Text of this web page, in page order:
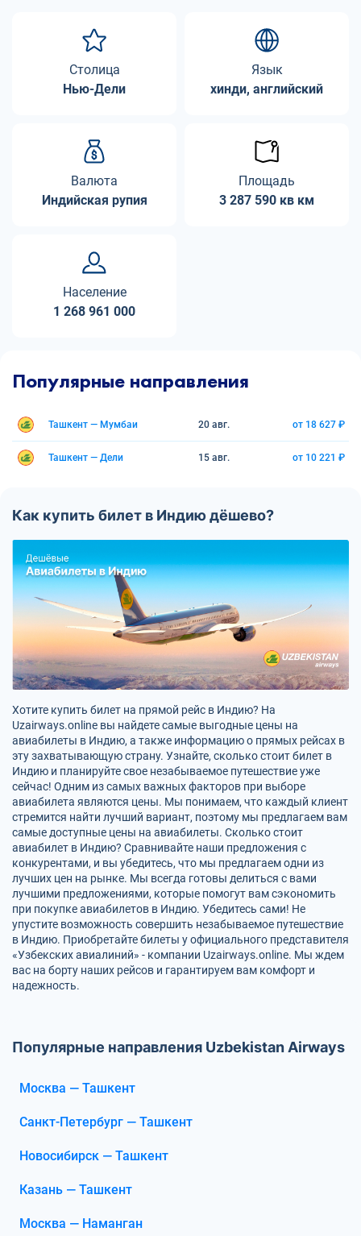
Столица
Нью-Дели
Язык
хинди, английский
Валюта
Индийская рупия
Площадь
3 287 590 кв км
Население
1 268 961 000
Популярные направления
Ташкент — Мумбаи 20 авг. от 18 627 ₽
Ташкент — Дели 15 авг. от 10 221 ₽
Как купить билет в Индию дёшево?
Хотите купить билет на прямой рейс в Индию? На
Uzairways.online вы найдете самые выгодные цены на
авиабилеты в Индию, а также информацию о прямых рейсах в
эту захватывающую страну. Узнайте, сколько стоит билет в
Индию и планируйте свое незабываемое путешествие уже
сейчас! Одним из самых важных факторов при выборе
авиабилета являются цены. Мы понимаем, что каждый клиент
стремится найти лучший вариант, поэтому мы предлагаем вам
самые доступные цены на авиабилеты. Сколько стоит
авиабилет в Индию? Сравнивайте наши предложения с
конкурентами, и вы убедитесь, что мы предлагаем одни из
лучших цен на рынке. Мы всегда готовы делиться с вами
лучшими предложениями, которые помогут вам сэкономить
при покупке авиабилетов в Индию. Убедитесь сами! Не
упустите возможность совершить незабываемое путешествие
в Индию. Приобретайте билеты у официального представителя
«Узбекских авиалиний» - компании Uzairways.online. Мы ждем
вас на борту наших рейсов и гарантируем вам комфорт и
надежность.
Популярные направления Uzbekistan Airways
Москва — Ташкент
Санкт-Петербург — Ташкент
Новосибирск — Ташкент
Казань — Ташкент
Москва — Наманган